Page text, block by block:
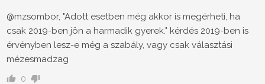
@mzsombor, "Adott esetben még akkor is megérheti, ha
csak 2019-ben jön a harmadik gyerek." kérdés 2019-ben is
érvényben lesz-e még a szabály, vagy csak választási
mézesmadzag
0